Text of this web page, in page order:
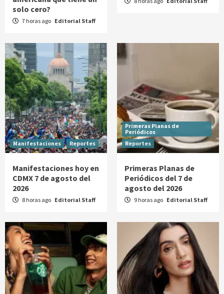
solo cero?
7 horas ago Editorial Staff
Manifestaciones Reportes
Manifestaciones hoy en
CDMX 7 de agosto del
2026
8 horas ago Editorial Staff
Primeras Planas de
Periódicos
Reportes
Primeras Planas de
Periódicos del 7 de
agosto del 2026
9 horas ago Editorial Staff